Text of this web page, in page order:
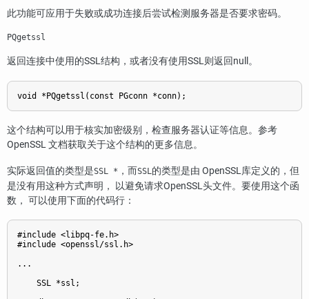
此功能可应用于失败或成功连接后尝试检测服务器是否要求密码。
PQgetssl
返回连接中使用的SSL结构，或者没有使用SSL则返回null。
void *PQgetssl(const PGconn *conn);
这个结构可以用于核实加密级别，检查服务器认证等信息。参考
OpenSSL文档获取关于这个结构的更多信息。
实际返回值的类型是SSL * ，而SSL的类型是由 OpenSSL库定义的，但
是没有用这种方式声明， 以避免请求OpenSSL头文件。要使用这个函
数， 可以使用下面的代码行：
#include <libpq-fe.h>
#include <openssl/ssl.h>
...
    SSL *ssl;